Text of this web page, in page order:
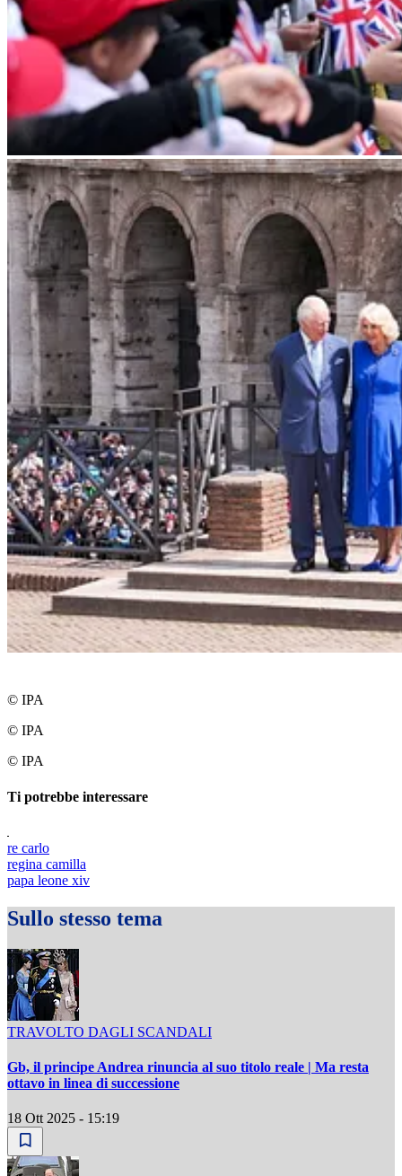
© IPA
© IPA
© IPA
Ti potrebbe interessare
re carlo
regina camilla
papa leone xiv
Sullo stesso tema
TRAVOLTO DAGLI SCANDALI
Gb, il principe Andrea rinuncia al suo titolo reale | Ma resta
ottavo in linea di successione
18 Ott 2025 - 15:19